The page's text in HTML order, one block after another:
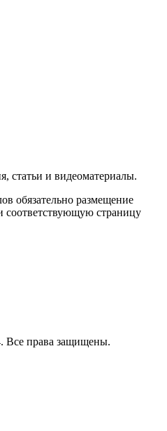
статьи и видеоматериалы.
обязательно размещение
соответствующую страницу
Все права защищены.